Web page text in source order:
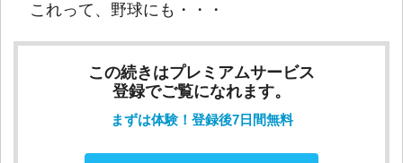
これって、野球にも・・・
この続きはプレミアムサービス
登録でご覧になれます。
まずは体験！登録後7日間無料